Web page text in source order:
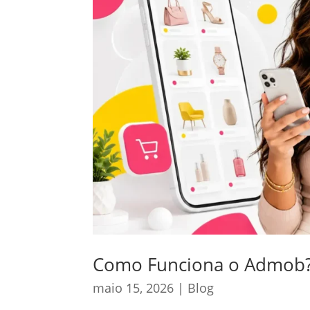
Como Funciona o
maio 15, 2026 | Blog